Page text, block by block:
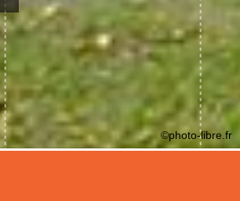
©photo-libre.fr